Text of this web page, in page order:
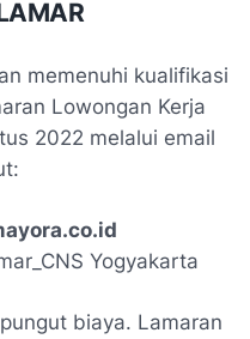
memenuhi kualifikasi
Lowongan Kerja
2022 melalui email
Yogyakarta
biaya. Lamaran